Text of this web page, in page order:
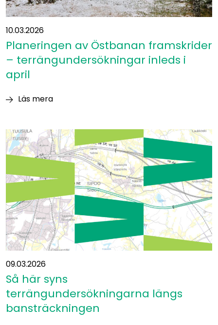
10.03.2026
Planeringen av Östbanan framskrider
– terrängundersökningar inleds i
april
Läs mera
Östbanan
framskrider
–
terrängundersökningar
inleds
april
09.03.2026
Så här syns
terrängundersökningarna längs
bansträckningen